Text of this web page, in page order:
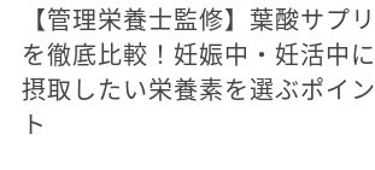
【管理栄養士監修】葉酸サプリ
を徹底比較！妊娠中・妊活中に
摂取したい栄養素を選ぶポイン
ト